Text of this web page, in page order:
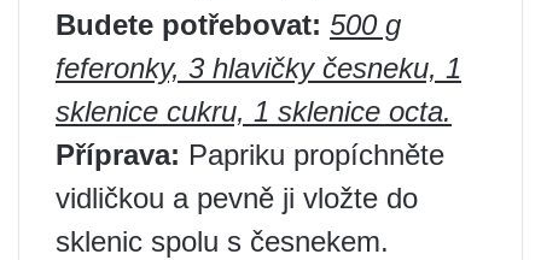
Budete potřebovat: 500 g
feferonky, 3 hlavičky česneku, 1
sklenice cukru, 1 sklenice octa.
Příprava: Papriku propíchněte
vidličkou a pevně ji vložte do
sklenic spolu s česnekem.